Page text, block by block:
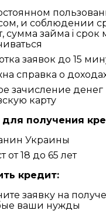
и соблюдении
сумма займа i срок
заявок до 15
справка о
зачисление денег
карту
получения
Украины
от 18 до 65 лет
кредит:
заявку на
ваши нужды